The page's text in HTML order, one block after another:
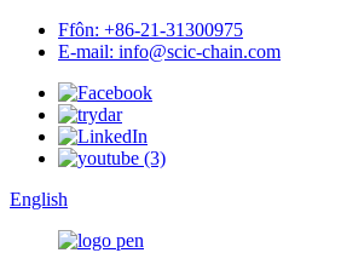
Ffôn: +86-21-31300975
E-mail: info@scic-chain.com
English